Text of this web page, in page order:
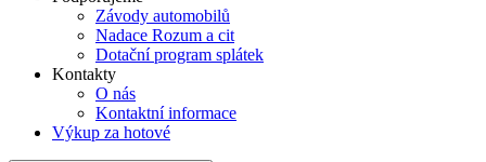
Závody automobilů
Nadace Rozum a cit
Dotační program splátek
Kontakty
O nás
Kontaktní informace
Výkup za hotové